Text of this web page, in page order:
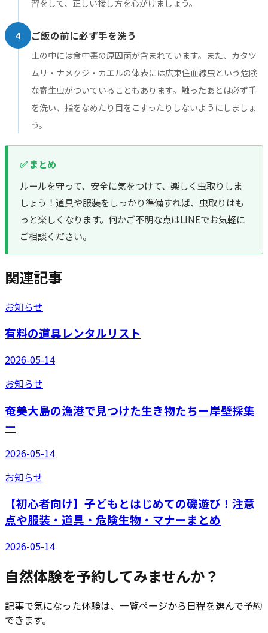
習をして、正しい接し方を心がけましょう。
4 ご飯の前に必ず手を洗う
土の中には食中毒の原因菌が含まれています。また、カタツ
ムリ・ナメクジ・カエルの体表には広東住血線虫という危険
な寄生虫がついていることもあります。触ったあとは必ず手
を洗い、指をなめたり目をこすったりしないようにしましょ
う。
✅ まとめ
ルールを守って、安全に気をつけて、楽しく虫取りしま
しょう！道具や服装をしっかり準備すれば、虫取りはも
っと楽しくなります。何かご不明な点はLINEでお気軽に
ご相談ください。
関連記事
お知らせ
有料の道具レンタルリスト
2026-05-14
お知らせ
奄美大島の漁港で見つけた生き物たちー岸壁採集
ー
2026-05-14
お知らせ
【初心者向け】子どもとはじめての磯遊び！注意
点や服装・道具・危険生物・マナーまとめ
2026-05-14
自然体験を予約してみませんか？
記事で気になった体験は、一覧ページから日程を選んで予約
できます。